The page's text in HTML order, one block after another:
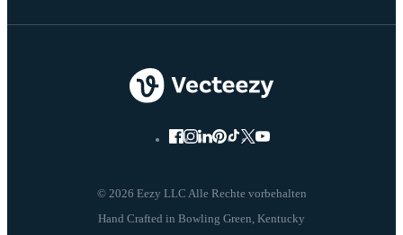
© 2026 Eezy LLC Alle Rechte vorbehalten